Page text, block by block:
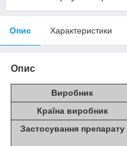
Опис Характеристики
Опис
Виробник
Країна виробник
Застосування препарату